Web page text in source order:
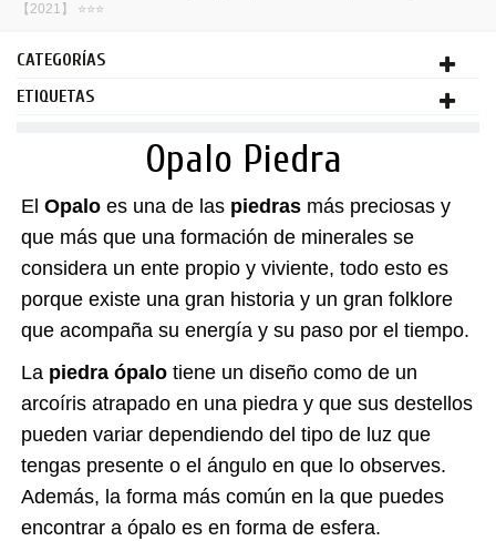
【2021】 ⭐⭐⭐
CATEGORÍAS
ETIQUETAS
Opalo Piedra
El Opalo es una de las piedras más preciosas y
que más que una formación de minerales se
considera un ente propio y viviente, todo esto es
porque existe una gran historia y un gran folklore
que acompaña su energía y su paso por el tiempo.
La piedra ópalo tiene un diseño como de un
arcoíris atrapado en una piedra y que sus destellos
pueden variar dependiendo del tipo de luz que
tengas presente o el ángulo en que lo observes.
Además, la forma más común en la que puedes
encontrar a ópalo es en forma de esfera.